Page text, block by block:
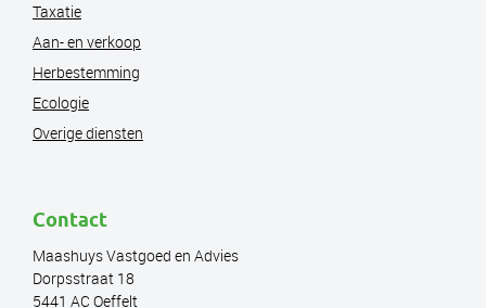
Taxatie
Aan- en verkoop
Herbestemming
Ecologie
Overige diensten
Contact
Maashuys Vastgoed en Advies
Dorpsstraat 18
5441 AC Oeffelt